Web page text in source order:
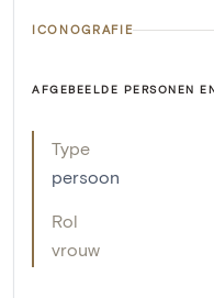
ICONOGRAFIE
AFGEBEELDE PERSONEN
Type
persoon
Rol
vrouw